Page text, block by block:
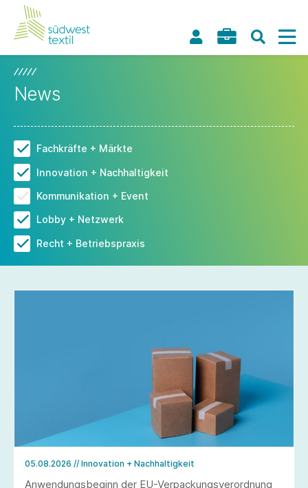
News
Fachkräfte + Märkte
Innovation + Nachhaltigkeit
Kommunikation + Event
Lobby + Netzwerk
Recht + Betriebspraxis
05.08.2026 // Innovation + Nachhaltigkeit
Anwendungsbeginn der EU-Verpackungsverordnung